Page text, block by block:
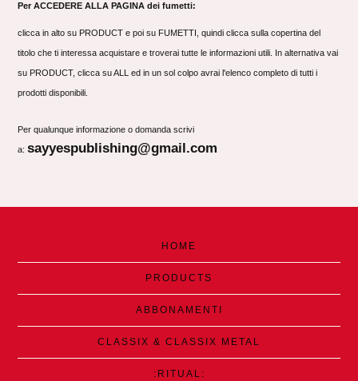
Per ACCEDERE ALLA PAGINA dei fumetti:
clicca in alto su PRODUCT e poi su FUMETTI, quindi clicca sulla copertina del
titolo che ti interessa acquistare e troverai tutte le informazioni utili. In alternativa vai
su PRODUCT, clicca su ALL ed in un sol colpo avrai l'elenco completo di tutti i
prodotti disponibili.
Per qualunque informazione o domanda scrivi
a:sayyespublishing@gmail.com
HOME
PRODUCTS
ABBONAMENTI
CLASSIX & CLASSIX METAL
:RITUAL: